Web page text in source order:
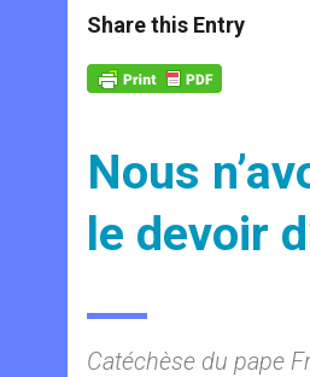
t
s
p
p
s
e
g
e
e
b
o
k
Share this Entry
Nous
le devoir
Catéchèse du pape